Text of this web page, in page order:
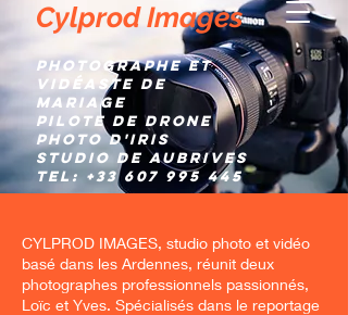
Cylprod Images
Photographe et
Vidéaste de
mariage
Pilote de Drone
Photo d'IRIS
Studio de AUBRIVES
TEL: +33 607 995 445
CYLPROD IMAGES, studio photo et vidéo
basé dans les Ardennes, réunit deux
photographes professionnels passionnés,
Loïc et Yves. Spécialisés dans le reportage